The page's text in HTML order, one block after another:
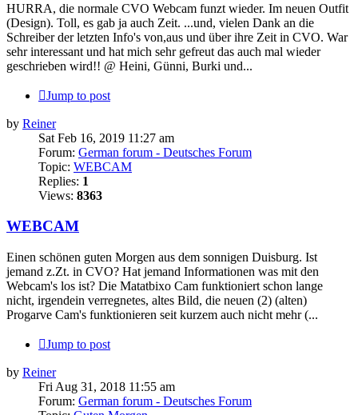
HURRA, die normale CVO Webcam funzt wieder. Im neuen Outfit
(Design). Toll, es gab ja auch Zeit. ...und, vielen Dank an die
Schreiber der letzten Info's von,aus und über ihre Zeit in CVO. War
sehr interessant und hat mich sehr gefreut das auch mal wieder
geschrieben wird!! @ Heini, Günni, Burki und...
Jump to post
by Reiner
Sat Feb 16, 2019 11:27 am
Forum: German forum - Deutsches Forum
Topic: WEBCAM
Replies: 1
Views: 8363
WEBCAM
Einen schönen guten Morgen aus dem sonnigen Duisburg. Ist
jemand z.Zt. in CVO? Hat jemand Informationen was mit den
Webcam's los ist? Die Matatbixo Cam funktioniert schon lange
nicht, irgendein verregnetes, altes Bild, die neuen (2) (alten)
Progarve Cam's funktionieren seit kurzem auch nicht mehr (...
Jump to post
by Reiner
Fri Aug 31, 2018 11:55 am
Forum: German forum - Deutsches Forum